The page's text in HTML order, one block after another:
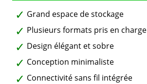
Grand espace de stockage
Plusieurs formats pris en charge
Design élégant et sobre
Conception minimaliste
Connectivité sans fil intégrée